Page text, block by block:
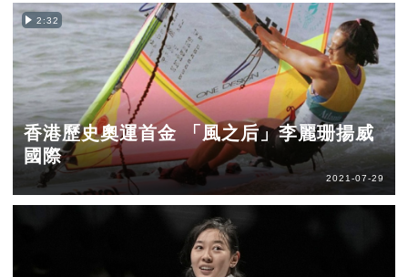
2:32
香港歷史奧運首金 「風之后」李麗珊揚威
國際
2021-07-29